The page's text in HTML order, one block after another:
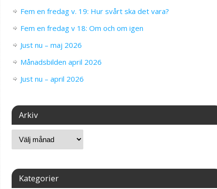
Fem en fredag v. 19: Hur svårt ska det vara?
Fem en fredag v 18: Om och om igen
Just nu – maj 2026
Månadsbilden april 2026
Just nu – april 2026
Arkiv
Kategorier